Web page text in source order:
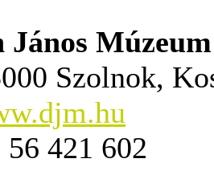
Múzeum
Szolnok,
56 421 602